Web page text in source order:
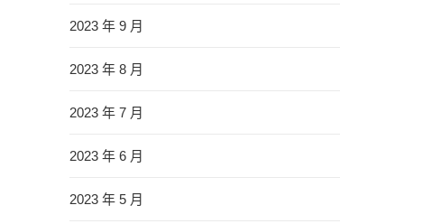
2023 年 9 月
2023 年 8 月
2023 年 7 月
2023 年 6 月
2023 年 5 月